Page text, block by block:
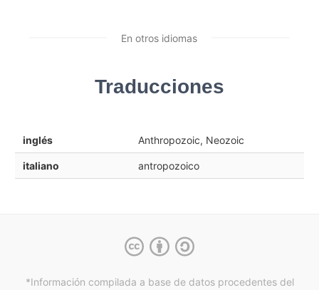
En otros idiomas
Traducciones
inglés Anthropozoic, Neozoic
italiano antropozoico
*Información compilada a base de datos procedentes del